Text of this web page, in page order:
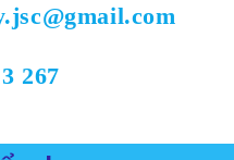
267